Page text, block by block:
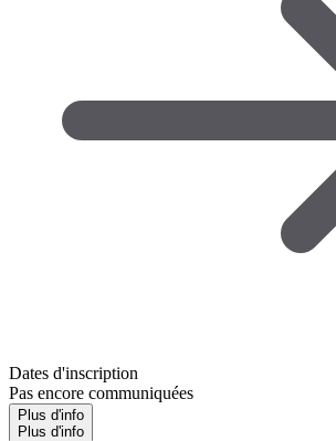
Dates d'inscription
Pas encore communiquées
Plus d'info
Plus d'info